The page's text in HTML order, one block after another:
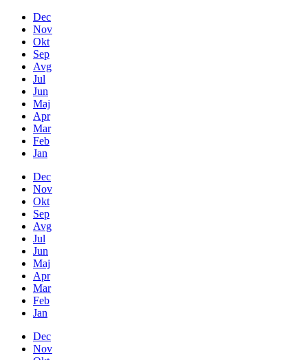
Dec
Nov
Okt
Sep
Avg
Jul
Jun
Maj
Apr
Mar
Feb
Jan
Dec
Nov
Okt
Sep
Avg
Jul
Jun
Maj
Apr
Mar
Feb
Jan
Dec
Nov